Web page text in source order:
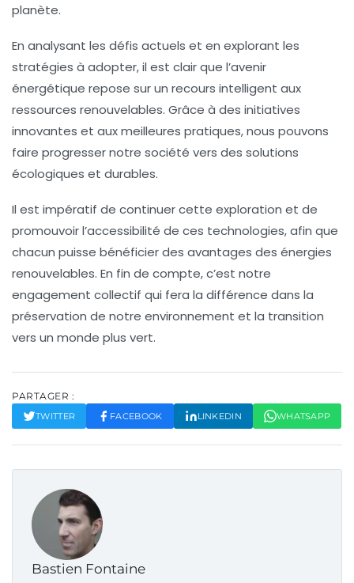
planète.
En analysant les défis actuels et en explorant les
stratégies à adopter, il est clair que l’avenir
énergétique repose sur un recours intelligent aux
ressources renouvelables. Grâce à des initiatives
innovantes et aux meilleures pratiques, nous pouvons
faire progresser notre société vers des solutions
écologiques et durables.
Il est impératif de continuer cette exploration et de
promouvoir l’accessibilité de ces technologies, afin que
chacun puisse bénéficier des avantages des énergies
renouvelables. En fin de compte, c’est notre
engagement collectif qui fera la différence dans la
préservation de notre environnement et la transition
vers un monde plus vert.
PARTAGER :
TWITTER FACEBOOK LINKEDIN WHATSAPP
Bastien Fontaine